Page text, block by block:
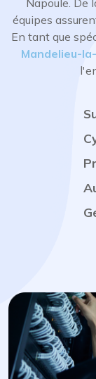
Napoule. De
équipes
En tant que
Mandelieu-